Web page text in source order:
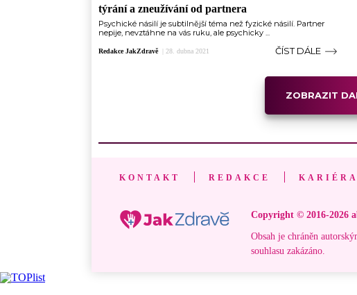
týrání a zneužívání od partnera
Psychické násilí je subtilnější téma než fyzické násilí. Partner
nepije, nevztáhne na vás ruku, ale psychicky ...
Redakce JakZdravě 28. dubna 2021 ČÍST DÁLE
ZOBRAZIT
KONTAKT REDAKCE KARIÉRA
Copyright © 2016-2026
Obsah je chráněn
souhlasu zakázáno.